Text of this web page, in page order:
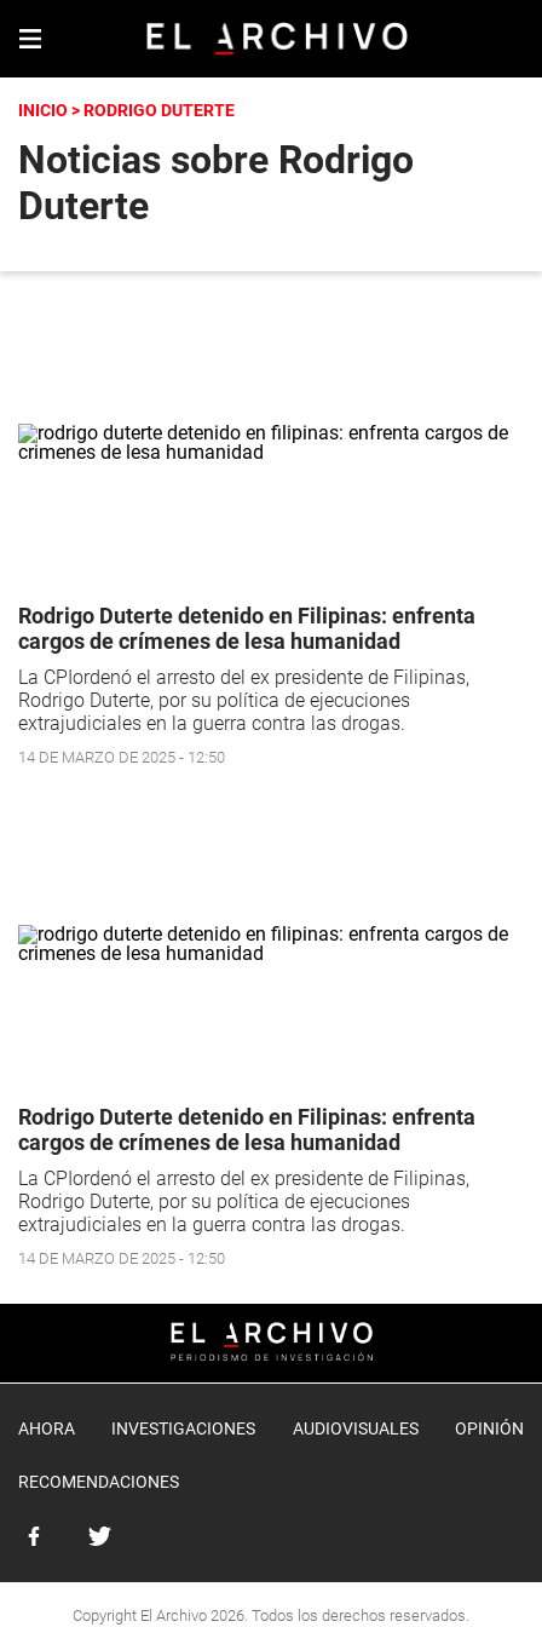
INICIO > RODRIGO DUTERTE
Noticias sobre Rodrigo
Duterte
Rodrigo Duterte detenido en Filipinas: enfrenta
cargos de crímenes de lesa humanidad
La CPIordenó el arresto del ex presidente de Filipinas,
Rodrigo Duterte, por su política de ejecuciones
extrajudiciales en la guerra contra las drogas.
14 DE MARZO DE 2025 - 12:50
Rodrigo Duterte detenido en Filipinas: enfrenta
cargos de crímenes de lesa humanidad
La CPIordenó el arresto del ex presidente de Filipinas,
Rodrigo Duterte, por su política de ejecuciones
extrajudiciales en la guerra contra las drogas.
14 DE MARZO DE 2025 - 12:50
AHORA INVESTIGACIONES AUDIOVISUALES OPINIÓN
RECOMENDACIONES
Copyright El Archivo 2026. Todos los derechos reservados.